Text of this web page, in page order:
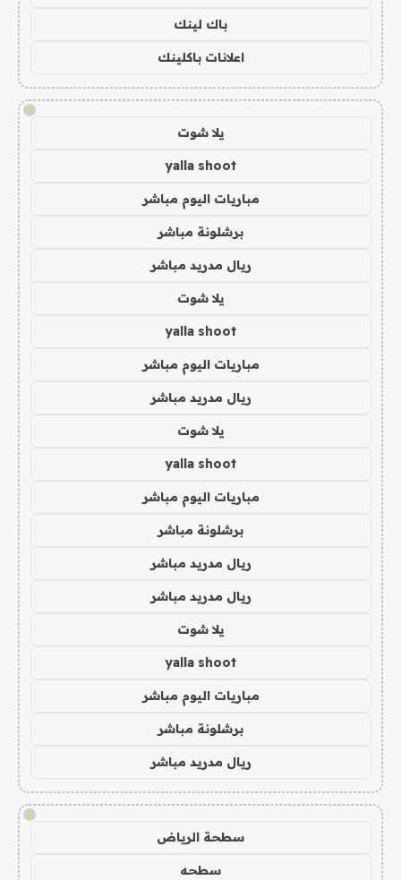
باك لينك
اعلانات باكلينك
!
يلا شوت
yalla shoot
مباريات اليوم مباشر
برشلونة مباشر
ريال مدريد مباشر
يلا شوت
yalla shoot
مباريات اليوم مباشر
ريال مدريد مباشر
يلا شوت
yalla shoot
مباريات اليوم مباشر
برشلونة مباشر
ريال مدريد مباشر
ريال مدريد مباشر
يلا شوت
yalla shoot
مباريات اليوم مباشر
برشلونة مباشر
ريال مدريد مباشر
!
سطحة الرياض
سطحه